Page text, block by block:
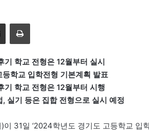
이메일
기 학교 전형은 12월부터 실시
학교 입학전형 기본계획 발표
기 학교 전형은 12월부터 시행
실기 등은 집합 전형으로 실시 예정
31일 ‘2024학년도 경기도 고등학교 입